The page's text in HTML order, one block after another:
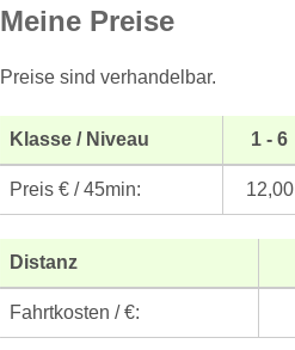
Meine Preise
Preise sind verhandelbar.
Klasse / Niveau 1 - 6
Preis € / 45min: 12,00
Distanz
Fahrtkosten / €: